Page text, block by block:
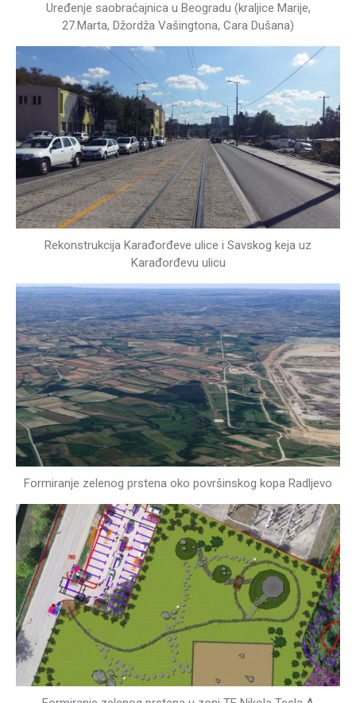
Uređenje saobraćajnica u Beogradu (kraljice Marije,
27.Marta, Džordža Vašingtona, Cara Dušana)
Rekonstrukcija Karađorđeve ulice i Savskog keja uz
Karađorđevu ulicu
Formiranje zelenog prstena oko površinskog kopa Radljevo